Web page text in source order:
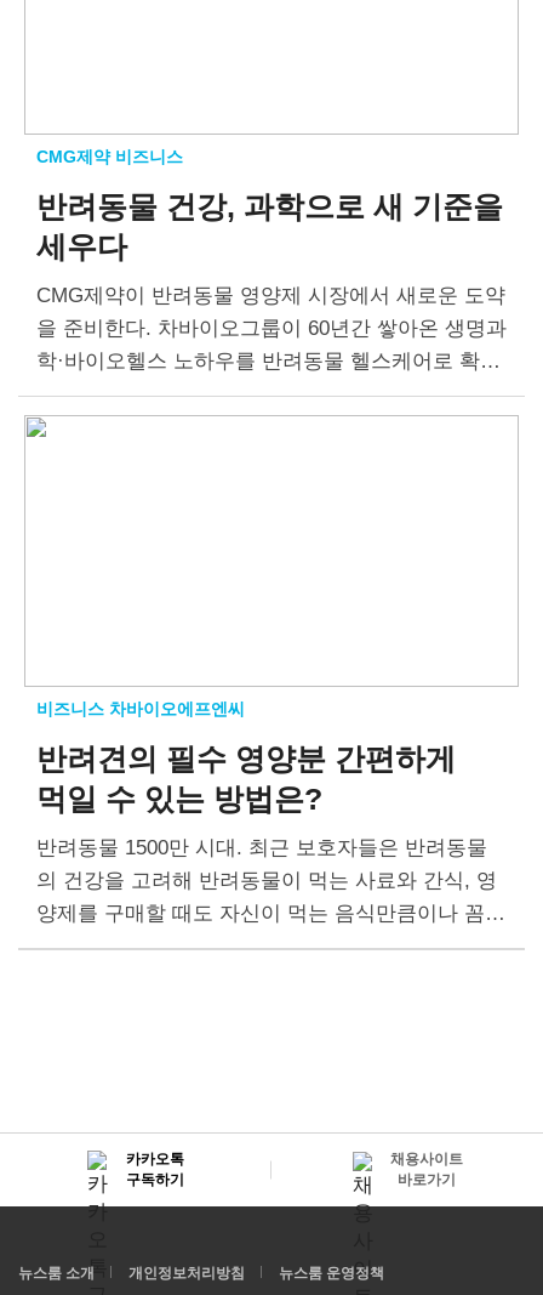
CMG제약 비즈니스
반려동물 건강, 과학으로 새 기준을
세우다
CMG제약이 반려동물 영양제 시장에서 새로운 도약
을 준비한다. 차바이오그룹이 60년간 쌓아온 생명과
학·바이오헬스 노하우를 반려동물 헬스케어로 확장
하는 의미를 지닌다. 빠르게 성장 중이나, 검증 부족
한 시장 반려동물 시장은 2015년 1조9천억 원에서 2
비즈니스 차바이오에프엔씨
반려견의 필수 영양분 간편하게
먹일 수 있는 방법은?
반려동물 1500만 시대. 최근 보호자들은 반려동물
의 건강을 고려해 반려동물이 먹는 사료와 간식, 영
양제를 구매할 때도 자신이 먹는 음식만큼이나 꼼꼼
하게 따진다. 이러한 트렌드에 맞춰 펫세븐(Pet7)은
카카오톡
구독하기
채용사이트
바로가기
뉴스룸 소개 개인정보처리방침 뉴스룸 운영정책